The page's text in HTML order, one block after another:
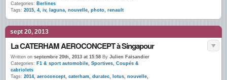
Categories: Berlines
Tags: 2015, 4, iv, laguna, nouvelle, photo, renault
sept 20, 2013
La CATERHAM AEROCONCEPT à Singapour
Written on septembre 20th, 2013 at 15:58 By Julien Faisandier
Categories: F1 & sport automobile, Sportives, Coupés &
cabriolets
Tags: 2014, aeroconcept, caterham, duratec, lotus, nouvelle,